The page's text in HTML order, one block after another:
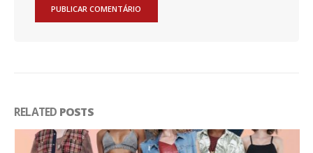
RELATED POSTS